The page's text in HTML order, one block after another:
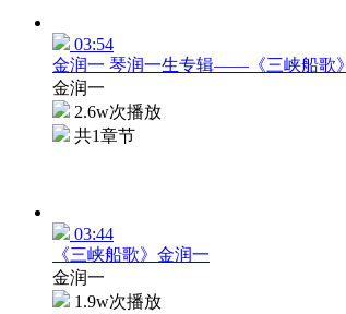
03:54
金润一 琴润一生专辑——《三峡船歌》
金润一
2.6w次播放
共1章节
03:44
《三峡船歌》金润一
金润一
1.9w次播放